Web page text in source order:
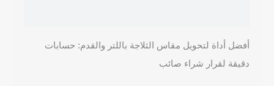
أفضل أداة لتحويل مقاس الثلاجة باللتر والقدم: حسابات
دقيقة لقرار شراء صائب